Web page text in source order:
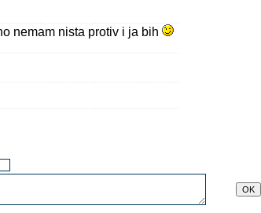
nemam nista protiv i ja bih